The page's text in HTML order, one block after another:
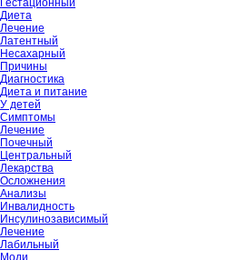
Гестационный
Диета
Лечение
Латентный
Несахарный
Причины
Диагностика
Диета и питание
У детей
Симптомы
Лечение
Почечный
Центральный
Лекарства
Осложнения
Анализы
Инвалидность
Инсулинозависимый
Лечение
Лабильный
Моди